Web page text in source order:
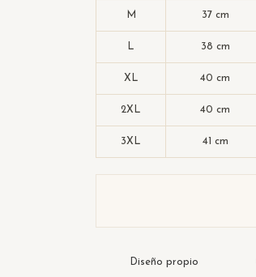
M 37 cm
L 38 cm
XL 40 cm
2XL 40 cm
3XL 41 cm
Diseño propio